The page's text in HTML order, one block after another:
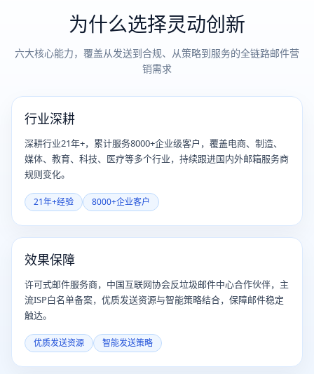
为什么选择灵动创新
六大核心能力，覆盖从发送到合规、从策略到服务的全链路邮件营
销需求
行业深耕
深耕行业21年+，累计服务8000+企业级客户，覆盖电商、制造、
媒体、教育、科技、医疗等多个行业，持续跟进国内外邮箱服务商
规则变化。
21年+经验 8000+企业客户
效果保障
许可式邮件服务商，中国互联网协会反垃圾邮件中心合作伙伴，主
流ISP白名单备案，优质发送资源与智能策略结合，保障邮件稳定
触达。
优质发送资源 智能发送策略